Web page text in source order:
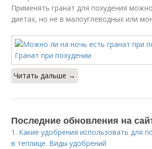
Применять гранат для похудения
диетах, но не в малоуглеводных или
Читать дальше →
Последние обновления на
1. Какие удобрения использовать для
в теплице. Виды удобрений